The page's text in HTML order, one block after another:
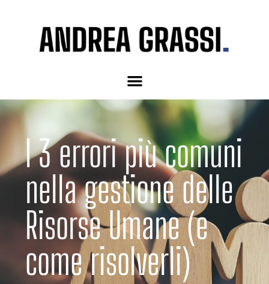
I 3 errori più comuni
nella gestione delle
Risorse Umane (e
come risolverli)